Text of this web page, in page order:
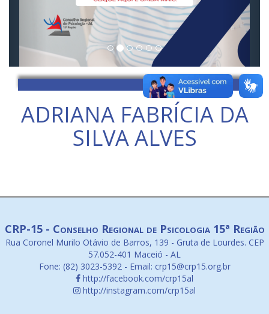
ADRIANA FABRÍCIA DA
SILVA ALVES
CRP-15 - Conselho Regional de Psicologia 15ª Região
Rua Coronel Murilo Otávio de Barros, 139 - Gruta de Lourdes. CEP
57.052-401 Maceió - AL
Fone: (82) 3023-5392 - Email: crp15@crp15.org.br
http://facebook.com/crp15al
http://instagram.com/crp15al